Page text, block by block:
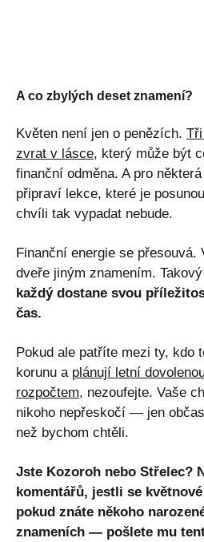
A co zbylých deset znamení?
Květen není jen o penězích.
zvrat v lásce, který může být
finanční odměna. A pro
připraví lekce, které je
chvíli tak vypadat nebude.
Finanční energie se přesouvá.
dveře jiným znamením.
každý dostane svou
čas.
Pokud ale patříte mezi ty, kdo
korunu a plánují letní
rozpočtem, nezoufejte. Vaše
nikoho nepřeskočí — jen
než bychom chtěli.
Jste Kozoroh nebo Střelec?
komentářů, jestli se
pokud znáte někoho
znameních — pošlete mu